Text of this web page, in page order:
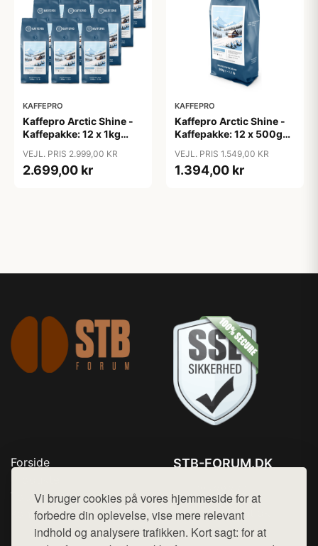
Vi bruger cookies på vores hjemmeside for at
forbedre din oplevelse, vise mere relevant
indhold og analysere trafikken. Kort sagt: for at
KAFFEPRO
Kaffepro Arctic Shine -
Kaffepakke: 12 x 1kg
VEJL. PRIS 2.999,00 KR
2.699,00 kr
KAFFEPRO
Kaffepro Arctic Shine -
Kaffepakke: 12 x 500g
VEJL. PRIS 1.549,00 KR
1.394,00 kr
Forside
Top Rabatter
Kontakt
STB-FORUM.DK
Mail: hej@want.dk
Cookie- og privatlivspolitik